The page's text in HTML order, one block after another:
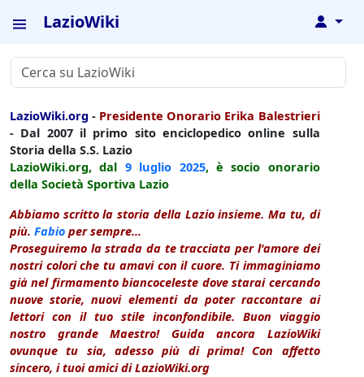
LazioWiki ↓
LazioWiki.org - Presidente Onorario Erika Balestrieri
- Dal 2007 il primo sito enciclopedico online sulla
Storia della S.S. Lazio
LazioWiki.org, dal 9 luglio 2025, è socio onorario
della Società Sportiva Lazio
Abbiamo scritto la storia della Lazio insieme. Ma tu, di
più. Fabio per sempre...
Proseguiremo la strada da te tracciata per l'amore dei
nostri colori che tu amavi con il cuore. Ti immaginiamo
già nel firmamento biancoceleste dove starai cercando
nuove storie, nuovi elementi da poter raccontare ai
lettori con il tuo stile inconfondibile. Buon viaggio
nostro grande Maestro! Guida ancora LazioWiki
ovunque tu sia, adesso più di prima! Con affetto
sincero, i tuoi amici di LazioWiki.org